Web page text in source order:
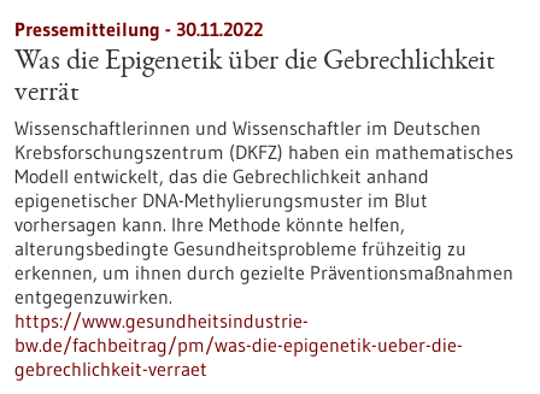
Pressemitteilung - 30.11.2022
Was die Epigenetik über die Gebrechlichkeit
verrät
Wissenschaftlerinnen und Wissenschaftler im Deutschen
Krebsforschungszentrum (DKFZ) haben ein mathematisches
Modell entwickelt, das die Gebrechlichkeit anhand
epigenetischer DNA-Methylierungsmuster im Blut
vorhersagen kann. Ihre Methode könnte helfen,
alterungsbedingte Gesundheitsprobleme frühzeitig zu
erkennen, um ihnen durch gezielte Präventionsmaßnahmen
entgegenzuwirken.
https://www.gesundheitsindustrie-
bw.de/fachbeitrag/pm/was-die-epigenetik-ueber-die-
gebrechlichkeit-verraet